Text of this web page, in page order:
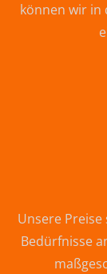
können wir in
Unsere
Bedürfnisse